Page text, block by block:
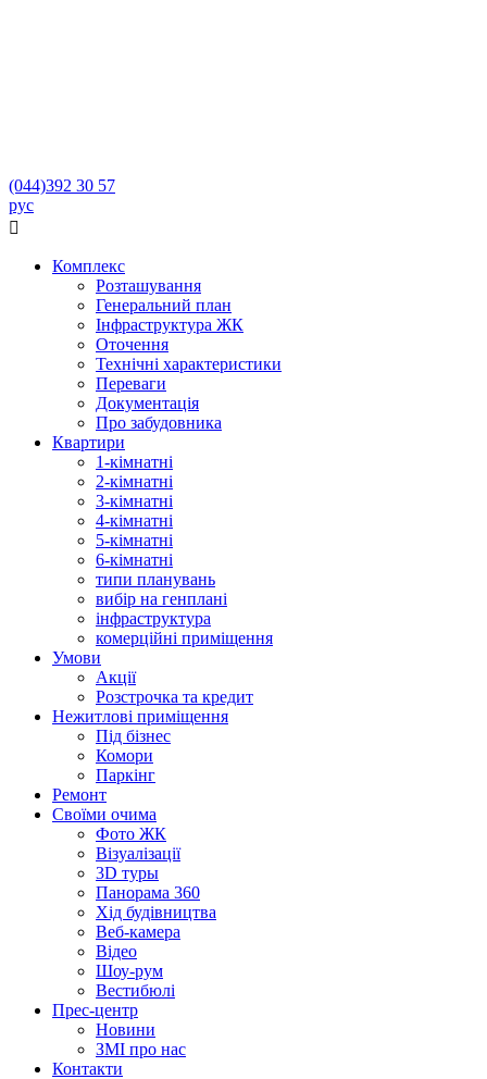
(044)392 30 57
рус

Комплекс
Розташування
Генеральний план
Інфраструктура ЖК
Оточення
Технічні характеристики
Переваги
Документація
Про забудовника
Квартири
1-кімнатні
2-кімнатні
3-кімнатні
4-кімнатні
5-кімнатні
6-кімнатні
типи планувань
вибір на генплані
інфраструктура
комерційні приміщення
Умови
Акції
Розстрочка та кредит
Нежитлові приміщення
Під бізнес
Комори
Паркінг
Ремонт
Своїми очима
Фото ЖК
Візуалізації
3D туры
Панорама 360
Хід будівництва
Веб-камера
Відео
Шоу-рум
Вестибюлі
Прес-центр
Новини
ЗМІ про нас
Контакти